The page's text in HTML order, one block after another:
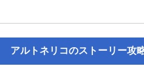
アルトネリコのストーリー攻